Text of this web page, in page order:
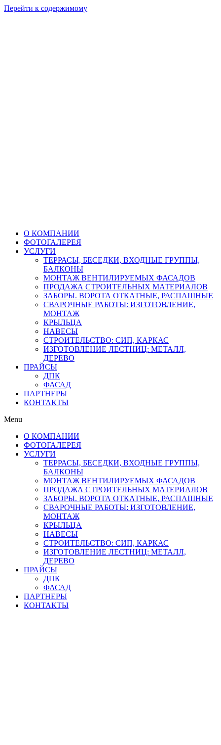
Перейти к содержимому
О КОМПАНИИ
ФОТОГАЛЕРЕЯ
УСЛУГИ
ТЕРРАСЫ, БЕСЕДКИ, ВХОДНЫЕ ГРУППЫ,
БАЛКОНЫ
МОНТАЖ ВЕНТИЛИРУЕМЫХ ФАСАДОВ
ПРОДАЖА СТРОИТЕЛЬНЫХ МАТЕРИАЛОВ
ЗАБОРЫ. ВОРОТА ОТКАТНЫЕ, РАСПАШНЫЕ
СВАРОЧНЫЕ РАБОТЫ: ИЗГОТОВЛЕНИЕ,
МОНТАЖ
КРЫЛЬЦА
НАВЕСЫ
СТРОИТЕЛЬСТВО: СИП, КАРКАС
ИЗГОТОВЛЕНИЕ ЛЕСТНИЦ: МЕТАЛЛ,
ДЕРЕВО
ПРАЙСЫ
ДПК
ФАСАД
ПАРТНЕРЫ
КОНТАКТЫ
Menu
О КОМПАНИИ
ФОТОГАЛЕРЕЯ
УСЛУГИ
ТЕРРАСЫ, БЕСЕДКИ, ВХОДНЫЕ ГРУППЫ,
БАЛКОНЫ
МОНТАЖ ВЕНТИЛИРУЕМЫХ ФАСАДОВ
ПРОДАЖА СТРОИТЕЛЬНЫХ МАТЕРИАЛОВ
ЗАБОРЫ. ВОРОТА ОТКАТНЫЕ, РАСПАШНЫЕ
СВАРОЧНЫЕ РАБОТЫ: ИЗГОТОВЛЕНИЕ,
МОНТАЖ
КРЫЛЬЦА
НАВЕСЫ
СТРОИТЕЛЬСТВО: СИП, КАРКАС
ИЗГОТОВЛЕНИЕ ЛЕСТНИЦ: МЕТАЛЛ,
ДЕРЕВО
ПРАЙСЫ
ДПК
ФАСАД
ПАРТНЕРЫ
КОНТАКТЫ